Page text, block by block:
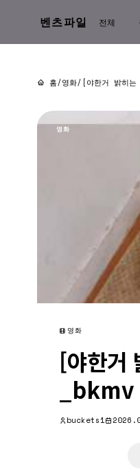
벤츠파일 전체
홈/영화/ [야한거 밝히
영화
영화
[야한거
_bkmv
buckets1